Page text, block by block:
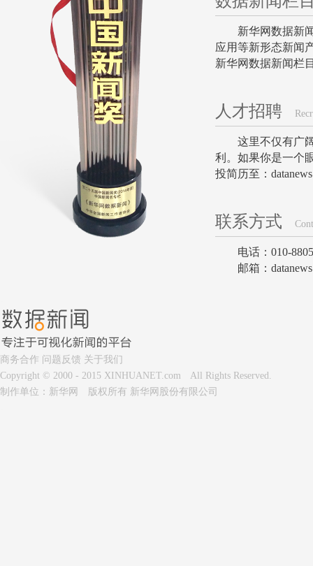
新华网数据新
应用等新形态新闻
新华网数据新闻栏
人才招聘
这里不仅有广
利。如果你是一个
投简历至：
联系方式
电话：010-
邮箱：
商务合作 问题反馈 关于我们
Copyright © 2000 - 2015 XINHUANET.com All Rights Reserved.
制作单位：新华网 版权所有 新华网股份有限公司